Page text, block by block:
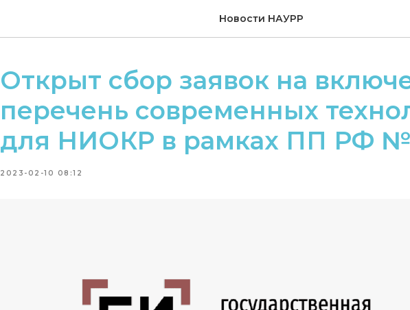
Новости НАУРР
Открыт сбор заявок на
перечень современных
для НИОКР в рамках ПП РФ №
2023-02-10 08:12